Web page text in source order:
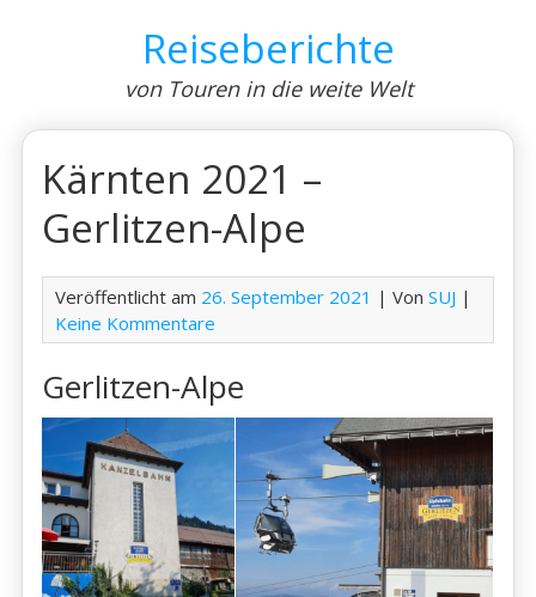
Reiseberichte
von Touren in die weite Welt
Kärnten 2021 –
Gerlitzen-Alpe
Veröffentlicht am 26. September 2021 | VonSUJ |
Keine Kommentare
Gerlitzen-Alpe